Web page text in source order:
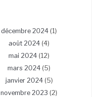
décembre 2024 (1)
août 2024 (4)
mai 2024 (12)
mars 2024 (5)
janvier 2024(5)
novembre 2023 (2)